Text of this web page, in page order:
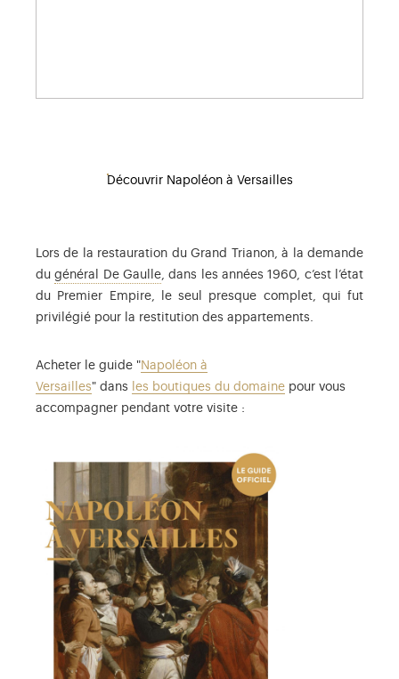
Découvrir Napoléon à Versailles
Lors de la restauration du Grand Trianon, à la demande
dugénéral De GaulleEn 1963, le général de Gaulle prend
, dans les années 1960, c’est l’état
du Premier Empire, le seul presque complet, qui fut
privilégié pour la restitution des appartements.
Acheter le guide "Napoléon à
Versailles" dans les boutiques du domaine pour vous
accompagner pendant votre visite :